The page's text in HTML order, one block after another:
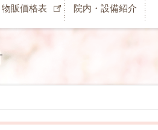
物販価格表 院内・設備紹介